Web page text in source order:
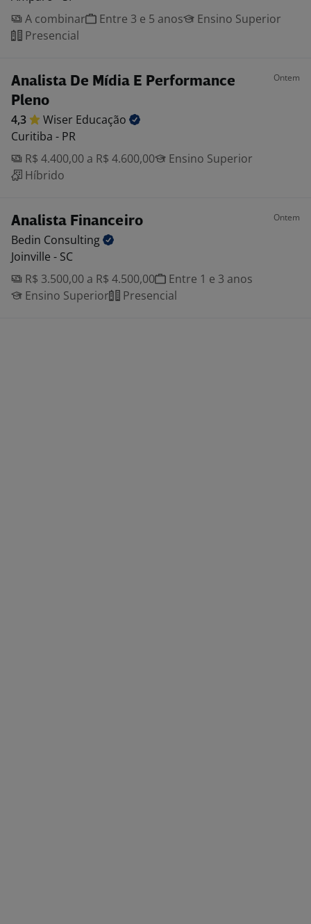
A combinar
Entre 3 e 5 anos
Ensino Superior
Presencial
Analista De Mídia E Performance
Pleno
Ontem
4,3 Wiser Educação
Curitiba - PR
R$ 4.400,00 a R$ 4.600,00
Ensino Superior
Híbrido
Analista Financeiro Ontem
Bedin Consulting
Joinville - SC
R$ 3.500,00 a R$ 4.500,00
Entre 1 e 3 anos
Ensino Superior
Presencial